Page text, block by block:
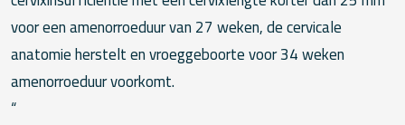
voor een amenorroeduur van 27 weken, de cervicale
anatomie herstelt en vroeggeboorte voor 34 weken
amenorroeduur voorkomt.
“